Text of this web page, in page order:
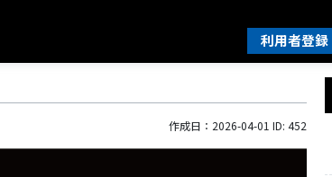
利用者登録
作成日：2026-04-01 ID: 452